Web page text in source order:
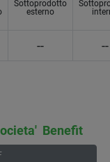
Sottoprodotto
esterno
-- --
Benefit